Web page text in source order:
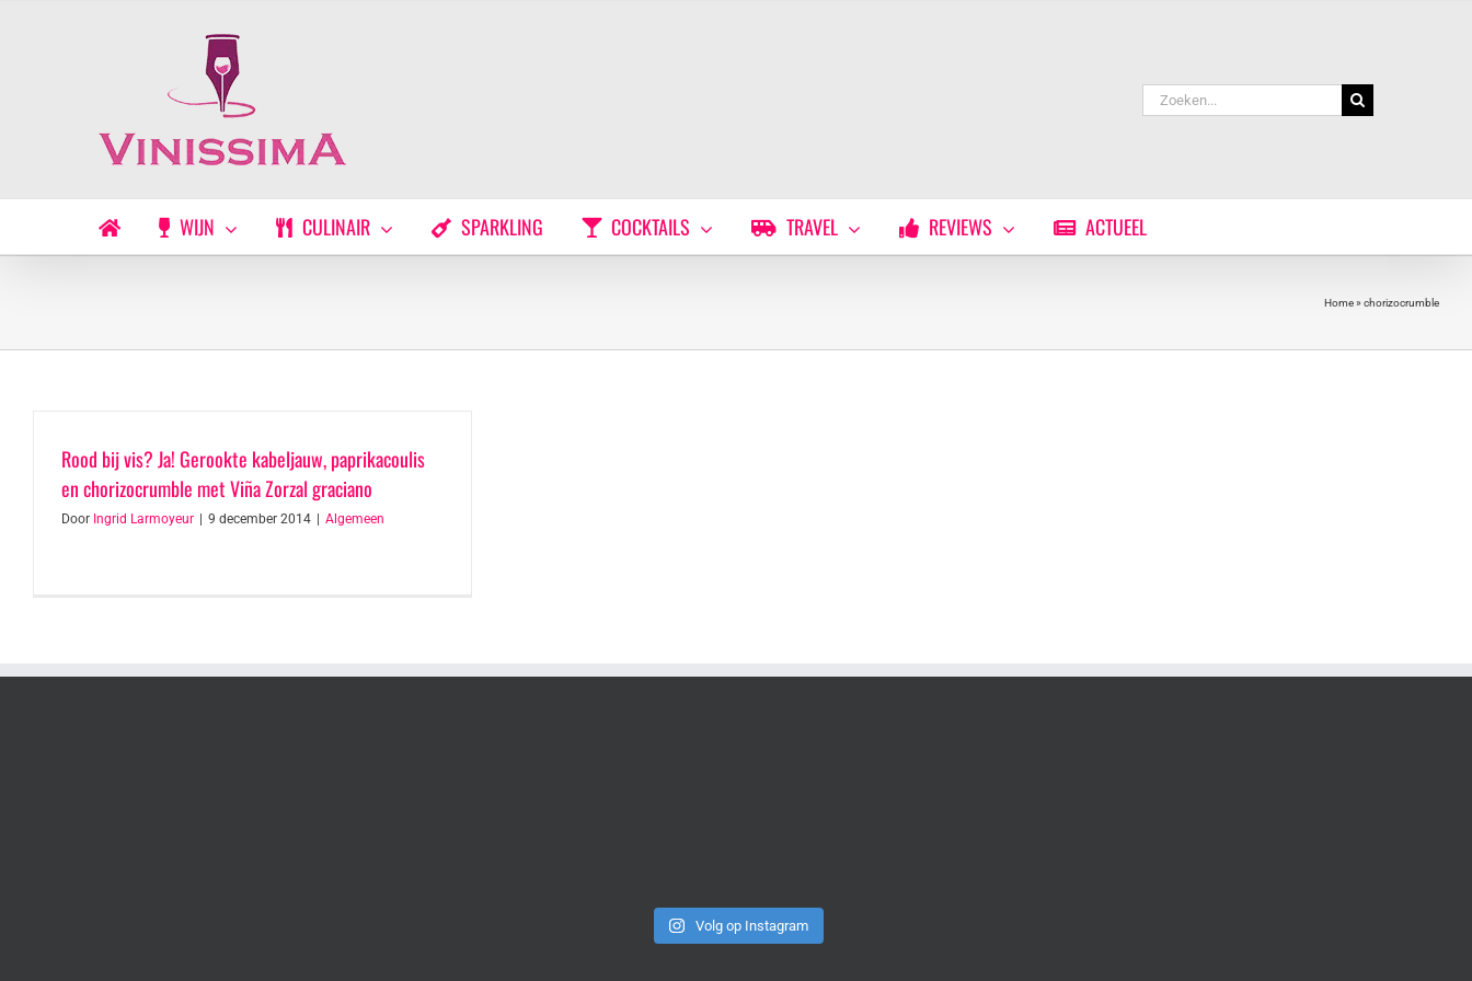
Zoeken
naar:
WIJN CULINAIR SPARKLING COCKTAILS TRAVEL REVIEWS ACTUEEL
Home» chorizocrumble
Rood bij vis? Ja! Gerookte kabeljauw, paprikacoulis
en chorizocrumble met Viña Zorzal graciano
Door Ingrid Larmoyeur 9 december 2014 Algemeen
Volg op Instagram